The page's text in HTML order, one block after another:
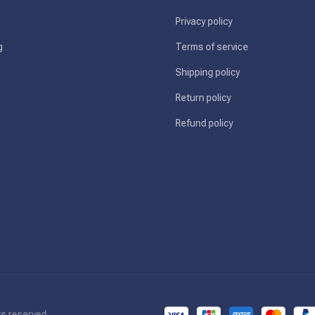
Privacy policy
Terms of service
Shipping policy
Return policy
Refund policy